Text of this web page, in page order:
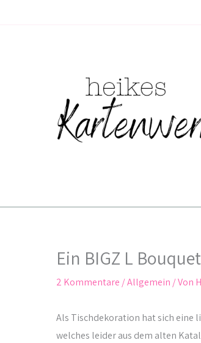
Ein BIGZ L
2 Kommentare /Allgemein / Von
Als Tischdekoration hat sich eine
welches leider aus dem alten